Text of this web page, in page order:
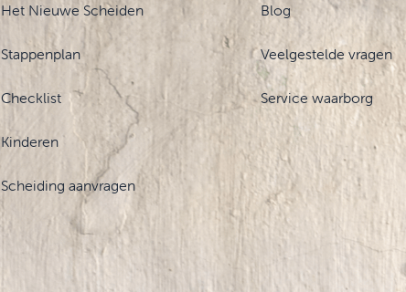
Het Nieuwe Scheiden
Stappenplan
Checklist
Kinderen
Scheiding aanvragen
Blog
Veelgestelde vragen
Service waarborg